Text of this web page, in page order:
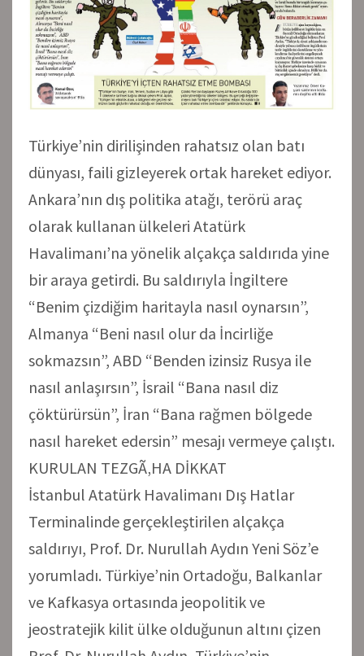
Türkiye’nin dirilişinden rahatsız olan batı
dünyası, faili gizleyerek ortak hareket ediyor.
Ankara’nın dış politika atağı, terörü araç
olarak kullanan ülkeleri Atatürk
Havalimanı’na yönelik alçakça saldırıda yine
bir araya getirdi. Bu saldırıyla İngiltere
“Benim çizdiğim haritayla nasıl oynarsın”,
Almanya “Beni nasıl olur da İncirliğe
sokmazsın”, ABD “Benden izinsiz Rusya ile
nasıl anlaşırsın”, İsrail “Bana nasıl diz
çöktürürsün”, İran “Bana rağmen bölgede
nasıl hareket edersin” mesajı vermeye çalıştı.
KURULAN TEZGÃ‚HA DİKKAT
İstanbul Atatürk Havalimanı Dış Hatlar
Terminalinde gerçekleştirilen alçakça
saldırıyı, Prof. Dr. Nurullah Aydın Yeni Söz’e
yorumladı. Türkiye’nin Ortadoğu, Balkanlar
ve Kafkasya ortasında jeopolitik ve
jeostratejik kilit ülke olduğunun altını çizen